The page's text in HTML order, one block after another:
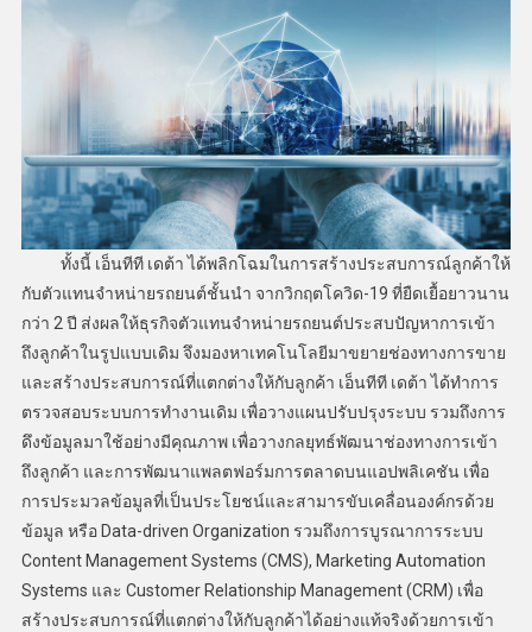
ทั้งนี้ เอ็นทีที เดต้า ได้พลิกโฉมในการสร้างประสบการณ์ลูกค้าให้
กับตัวแทนจำหน่ายรถยนต์ชั้นนำ จากวิกฤตโควิด-19 ที่ยืดเยื้อยาวนาน
กว่า 2 ปี ส่งผลให้ธุรกิจตัวแทนจำหน่ายรถยนต์ประสบปัญหาการเข้า
ถึงลูกค้าในรูปแบบเดิม จึงมองหาเทคโนโลยีมาขยายช่องทางการขาย
และสร้างประสบการณ์ที่แตกต่างให้กับลูกค้า เอ็นทีที เดต้า ได้ทำการ
ตรวจสอบระบบการทำงานเดิม เพื่อวางแผนปรับปรุงระบบ รวมถึงการ
ดึงข้อมูลมาใช้อย่างมีคุณภาพ เพื่อวางกลยุทธ์พัฒนาช่องทางการเข้า
ถึงลูกค้า และการพัฒนาแพลตฟอร์มการตลาดบนแอปพลิเคชัน เพื่อ
การประมวลข้อมูลที่เป็นประโยชน์และสามารขับเคลื่อนองค์กรด้วย
ข้อมูล หรือ Data-driven Organization รวมถึงการบูรณาการระบบ
Content Management Systems (CMS), Marketing Automation
Systems และ Customer Relationship Management (CRM) เพื่อ
สร้างประสบการณ์ที่แตกต่างให้กับลูกค้าได้อย่างแท้จริงด้วยการเข้า